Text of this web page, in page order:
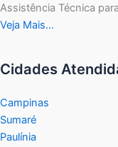
Assistência Técnica
Veja Mais…
Cidades
Campinas
Sumaré
Paulínia